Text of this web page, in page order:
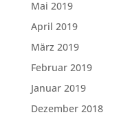
Mai 2019
April 2019
März 2019
Februar 2019
Januar 2019
Dezember 2018